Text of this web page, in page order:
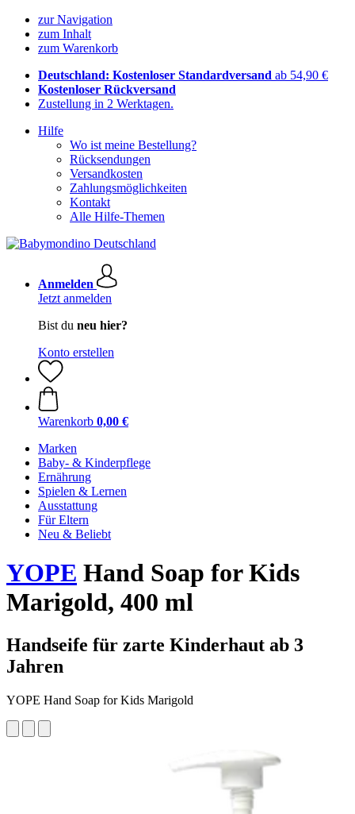
zur Navigation
zum Inhalt
zum Warenkorb
Deutschland: Kostenloser Standardversand ab 54,90 €
Kostenloser Rückversand
Zustellung in 2 Werktagen.
Hilfe
Wo ist meine Bestellung?
Rücksendungen
Versandkosten
Zahlungsmöglichkeiten
Kontakt
Alle Hilfe-Themen
Anmelden
Jetzt anmelden
Bist du neu hier?
Konto erstellen
Warenkorb 0,00 €
Marken
Baby- & Kinderpflege
Ernährung
Spielen & Lernen
Ausstattung
Für Eltern
Neu & Beliebt
YOPE Hand Soap for Kids
Marigold, 400 ml
Handseife für zarte Kinderhaut ab 3
Jahren
YOPE Hand Soap for Kids Marigold